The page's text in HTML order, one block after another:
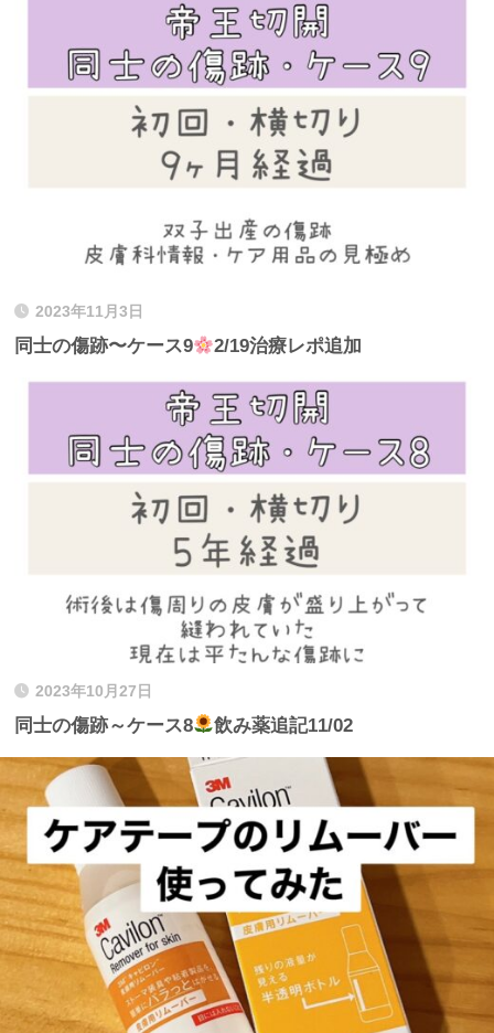
2023年11月3日
同士の傷跡〜ケース9 2/19治療レポ追加
2023年10月27日
同士の傷跡～ケース8 飲み薬追記11/02